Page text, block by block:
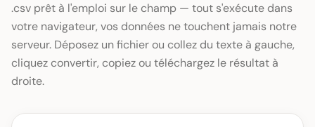
.csv prêt à l'emploi sur le champ — tout s'exécute dans
votre navigateur, vos données ne touchent jamais notre
serveur. Déposez un fichier ou collez du texte à gauche,
cliquez convertir, copiez ou téléchargez le résultat à
droite.